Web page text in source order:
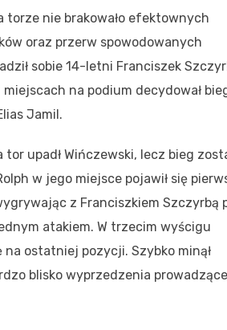
torze nie brakowało efektownych
oraz przerw spowodowanych
sobie 14-letni Franciszek
na podium decydował
Jamil.
upadł Wińczewski, lecz bieg
w jego miejsce pojawił się
z Franciszkiem Szczyrbą
atakiem. W trzecim wyścigu
na ostatniej pozycji. Szybko minął
blisko wyprzedzenia